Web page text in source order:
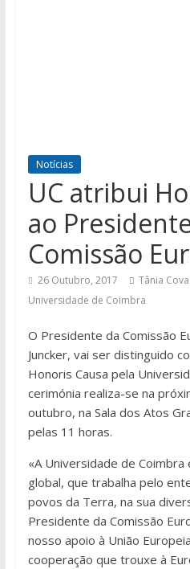
Notícias
UC atribui
ao
Comissão
26 Outubro, 2017 Tânia Cova
Universidade de Coimbra
O Presidente da Comissão
Juncker, vai ser distinguido
Honoris Causa pela
cerimónia realiza-se na
outubro, na Sala dos Atos
pelas 11 horas.
«A Universidade de Coimbra
global, que trabalha pelo
povos da Terra, na sua
Presidente da Comissão
nosso apoio à União
cooperação que trouxe à